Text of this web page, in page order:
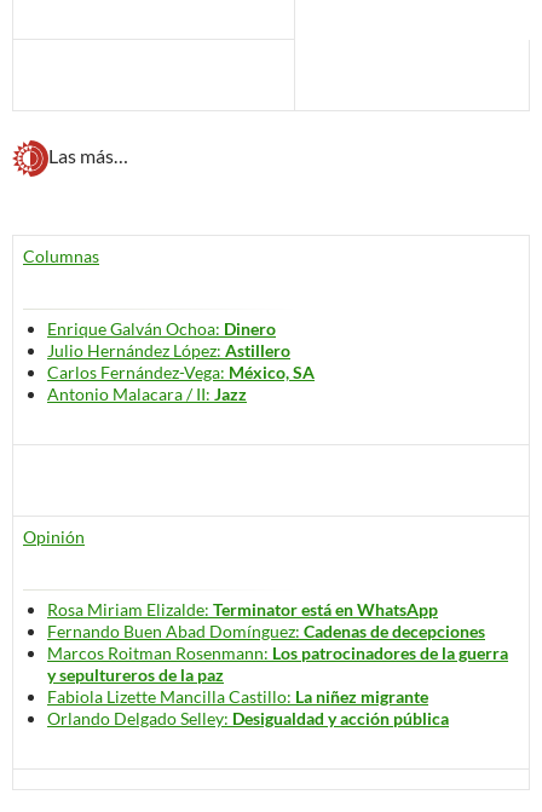
Las más…
Columnas
Enrique Galván Ochoa: Dinero
Julio Hernández López: Astillero
Carlos Fernández-Vega: México, SA
Antonio Malacara / II: Jazz
Opinión
Rosa Miriam Elizalde: Terminator está en WhatsApp
Fernando Buen Abad Domínguez: Cadenas de decepciones
Marcos Roitman Rosenmann: Los patrocinadores de la guerra
y sepultureros de la paz
Fabiola Lizette Mancilla Castillo: La niñez migrante
Orlando Delgado Selley: Desigualdad y acción pública